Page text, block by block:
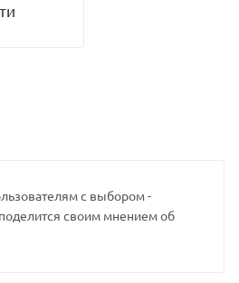
с выбором -
своим мнением об